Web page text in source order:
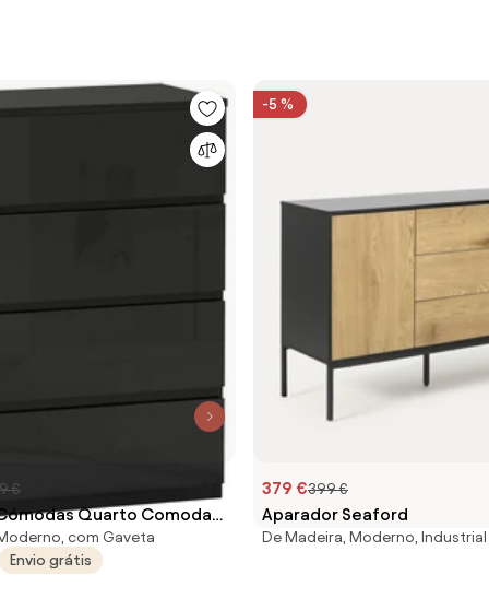
€
Quarto Comoda
4 Gavetas para Sala de
55x34x80 cm
com Gaveta
Envio grátis
-5 %
379 €399 €
Aparador Seaford
De Madeira, Moderno, Industrial